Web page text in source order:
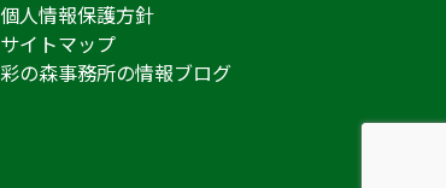
個人情報保護方針
サイトマップ
彩の森事務所の情報ブログ